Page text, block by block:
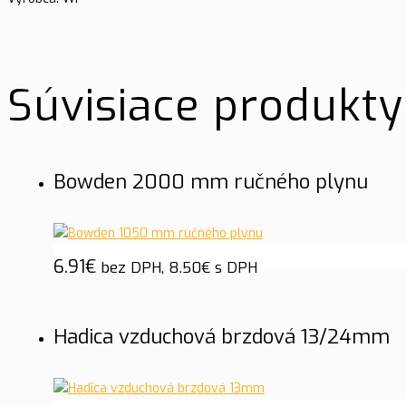
Súvisiace produkty
Bowden 2000 mm ručného plynu
6.91€ bez DPH, 8.50€s DPH
Hadica vzduchová brzdová 13/24mm